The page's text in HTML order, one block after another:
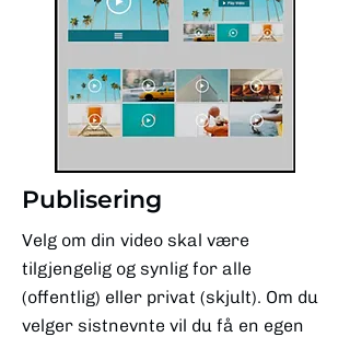
Publisering
Velg om din video skal være
tilgjengelig og synlig for alle
(offentlig) eller privat (skjult). Om du
velger sistnevnte vil du få en egen